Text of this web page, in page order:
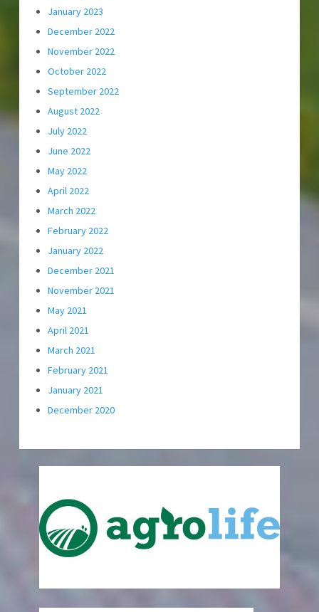
January 2023
December 2022
November 2022
October 2022
September 2022
August 2022
July 2022
June 2022
May 2022
April 2022
March 2022
February 2022
January 2022
December 2021
November 2021
May 2021
April 2021
March 2021
February 2021
January 2021
December 2020